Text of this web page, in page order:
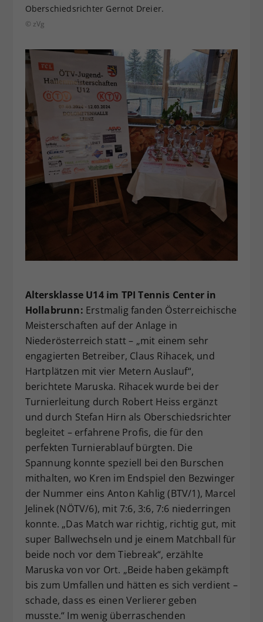
Oberschiedsrichter Gernot Dreier.
© zVg
Altersklasse U14 im TPI Tennis Center in
Hollabrunn: Erstmalig fanden Österreichische
Meisterschaften auf der Anlage in
Niederösterreich statt – „mit einem sehr
engagierten Betreiber, Claus Rihacek, und
Hartplätzen mit vier Metern Auslauf“,
berichtete Maruska. Rihacek wurde bei der
Turnierleitung durch Robert Heiss ergänzt
und durch Stefan Hirn als Oberschiedsrichter
begleitet – erfahrene Profis, die für den
perfekten Turnierablauf bürgten. Die
Spannung konnte speziell bei den Burschen
mithalten, wo Kren im Endspiel den Bezwinger
der Nummer eins Anton Kahlig (BTV/1), Marcel
Jelinek (NÖTV/6), mit 7:6, 3:6, 7:6 niederringen
konnte. „Das Match war richtig, richtig gut, mit
super Ballwechseln und je einem Matchball für
beide noch vor dem Tiebreak“, erzählte
Maruska von vor Ort. „Beide haben gekämpft
bis zum Umfallen und hätten es sich verdient –
schade, dass es einen Verlierer geben
musste.“ Im wenig überraschenden